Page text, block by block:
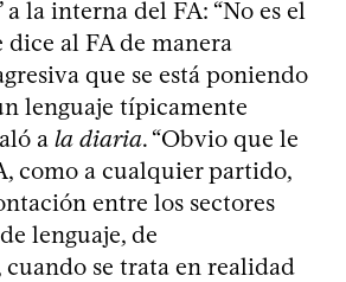
a la interna del FA: “No es el
al FA de manera
que se está poniendo
lenguaje típicamente
a la diaria. “Obvio que le
como a cualquier partido,
entre los sectores
lenguaje, de
se trata en realidad